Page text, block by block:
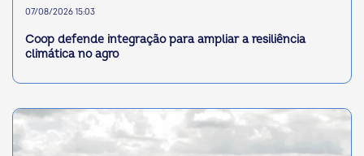
07/08/2026 15:03
Coop defende integração para ampliar a resiliência
climática no agro